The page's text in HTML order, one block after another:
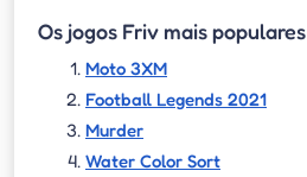
Os jogos Friv mais populares
Moto 3XM
Football Legends 2021
Murder
Water Color Sort